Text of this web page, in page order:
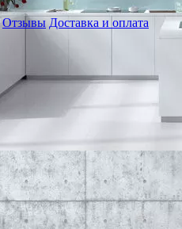
Отзывы Доставка и оплата